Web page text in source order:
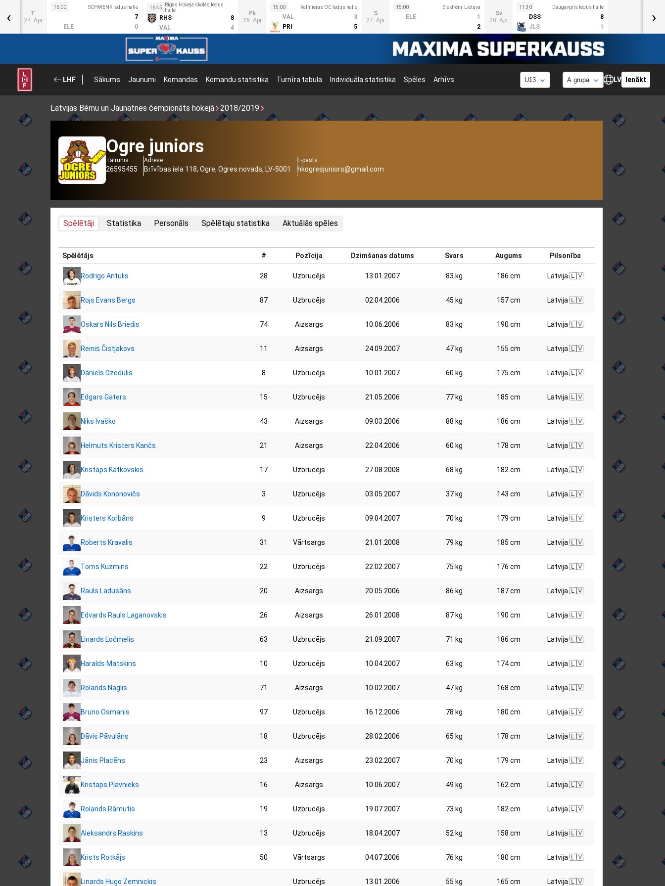
T
24. Apr
16:00 SCHWENK ledus halle
7
ELE
0
16:45
Rīgas Hokeja skolas ledus
halle
RHS
8
VAL
4
Pk
26. Apr
15:00 Valmieras OC ledus halle
VAL
3
PRI
5
S
27. Apr
15:00 Elektrēni, Lietuva
ELE
1
2
Sv
28. Apr
11:30 Daugavpils ledus halle
DSS
8
JLS
1
‹ ›
LHF Sākums Jaunumi Komandas Komandu statistika Turnīra tabula Individuāla statistika Spēles Arhīvs LV Ienākt
Latvijas Bērnu un Jaunatnes čempionāts hokejā 2018/2019
Ogre juniors
Tālrunis
26595455
Adrese
Brīvības iela 118, Ogre, Ogres novads, LV-5001
E-pasts
hkogresjuniors@gmail.com
Spēlētāji Statistika Personāls Spēlētaju statistika Aktuālās spēles
Spēlētājs # Pozīcija Dzimšanas datums Svars Augums Pilsonība
Rodrigo Antulis 28 Uzbrucējs 13.01.2007 83 kg 186 cm Latvija 🇱🇻
Rojs Evans Bergs 87 Uzbrucējs 02.04.2006 45 kg 157 cm Latvija 🇱🇻
Oskars Nils Briedis 74 Aizsargs 10.06.2006 83 kg 190 cm Latvija 🇱🇻
Reinis Čistjakovs 11 Aizsargs 24.09.2007 47 kg 155 cm Latvija 🇱🇻
Dāniels Dzedulis 8 Uzbrucējs 10.01.2007 60 kg 175 cm Latvija 🇱🇻
Edgars Gaters 15 Uzbrucējs 21.05.2006 77 kg 185 cm Latvija 🇱🇻
Niks Ivaško 43 Aizsargs 09.03.2006 88 kg 186 cm Latvija 🇱🇻
Helmuts Kristers Kančs 21 Aizsargs 22.04.2006 60 kg 178 cm Latvija 🇱🇻
Kristaps Katkovskis 17 Uzbrucējs 27.08.2008 68 kg 182 cm Latvija 🇱🇻
Dāvids Kononovičs 3 Uzbrucējs 03.05.2007 37 kg 143 cm Latvija 🇱🇻
Kristers Korbāns 9 Uzbrucējs 09.04.2007 70 kg 179 cm Latvija 🇱🇻
Roberts Kravalis 31 Vārtsargs 21.01.2008 79 kg 185 cm Latvija 🇱🇻
Toms Kuzmins 22 Uzbrucējs 22.02.2007 75 kg 176 cm Latvija 🇱🇻
Rauls Ladusāns 20 Aizsargs 20.05.2006 86 kg 187 cm Latvija 🇱🇻
Edvards Rauls Laganovskis 26 Aizsargs 26.01.2008 87 kg 190 cm Latvija 🇱🇻
Linards Ločmelis 63 Uzbrucējs 21.09.2007 71 kg 186 cm Latvija 🇱🇻
Haralds Matskins 10 Uzbrucējs 10.04.2007 63 kg 174 cm Latvija 🇱🇻
Rolands Naglis 71 Aizsargs 10.02.2007 47 kg 168 cm Latvija 🇱🇻
Bruno Osmanis 97 Uzbrucējs 16.12.2006 78 kg 180 cm Latvija 🇱🇻
Dāvis Pāvulāns 18 Uzbrucējs 28.02.2006 65 kg 178 cm Latvija 🇱🇻
Jānis Placēns 23 Aizsargs 23.02.2007 70 kg 179 cm Latvija 🇱🇻
Kristaps Pļavnieks 16 Aizsargs 10.06.2007 49 kg 162 cm Latvija 🇱🇻
Rolands Rāmutis 19 Uzbrucējs 19.07.2007 73 kg 182 cm Latvija 🇱🇻
Aleksandrs Raskins 13 Uzbrucējs 18.04.2007 52 kg 158 cm Latvija 🇱🇻
Krists Rotkājs 50 Vārtsargs 04.07.2006 76 kg 180 cm Latvija 🇱🇻
Linards Hugo Zemnickis Uzbrucējs 13.01.2006 55 kg 165 cm Latvija 🇱🇻